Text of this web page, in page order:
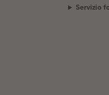
Servizio